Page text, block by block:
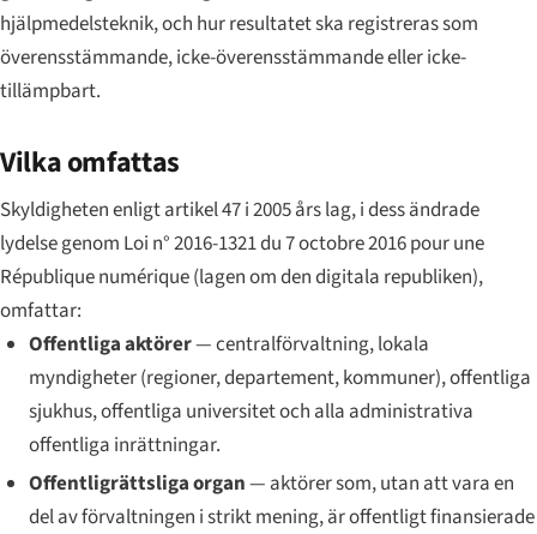
hjälpmedelsteknik, och hur resultatet ska registreras som
överensstämmande, icke-överensstämmande eller icke-
tillämpbart.
Vilka omfattas
Skyldigheten enligt artikel 47 i 2005 års lag, i dess ändrade
lydelse genom Loi n° 2016-1321 du 7 octobre 2016 pour une
République numérique(lagen om den digitala republiken),
omfattar:
Offentliga aktörer— centralförvaltning, lokala
myndigheter (regioner, departement, kommuner), offentliga
sjukhus, offentliga universitet och alla administrativa
offentliga inrättningar.
Offentligrättsliga organ— aktörer som, utan att vara en
del av förvaltningen i strikt mening, är offentligt finansierade